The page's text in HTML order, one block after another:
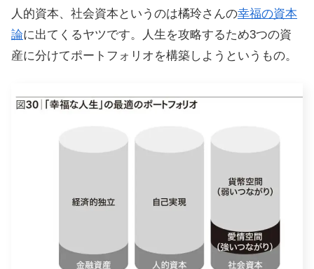
人的資本、社会資本というのは橘玲さんの幸福の資本
論に出てくるヤツです。人生を攻略するため3つの資
産に分けてポートフォリオを構築しようというもの。